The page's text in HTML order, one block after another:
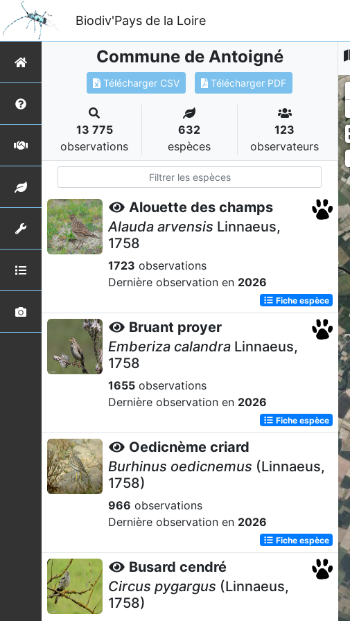
Biodiv'Pays de la Loire
Commune de Antoigné
Télécharger CSV Télécharger PDF
13 775
observations
632
espèces
123
observateurs
Alouette des champs
Alauda arvensis Linnaeus,
1758
1723 observations
Dernière observation en 2026
Fiche espèce
Bruant proyer
Emberiza calandra Linnaeus,
1758
1655 observations
Dernière observation en 2026
Fiche espèce
Oedicnème criard
Burhinus oedicnemus (Linnaeus,
1758)
966 observations
Dernière observation en 2026
Fiche espèce
Busard cendré
Circus pygargus (Linnaeus,
1758)